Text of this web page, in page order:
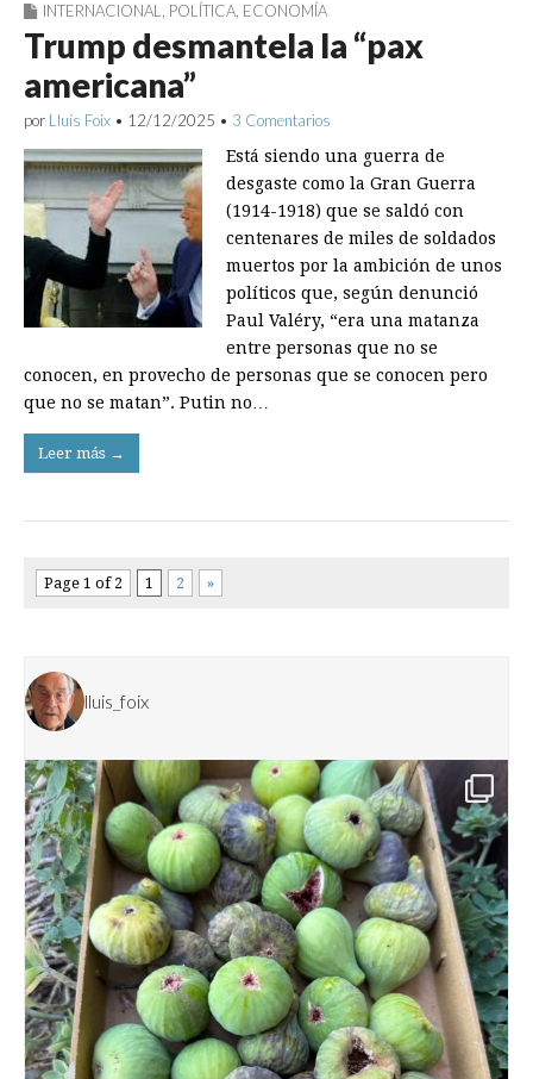
INTERNACIONAL POLÍTICA ECONOMÍA
Trump desmantela la “pax
americana”
por Lluís Foix • 12/12/2025 • 3 Comentarios
Está siendo una guerra de
desgaste como la Gran Guerra
(1914-1918) que se saldó con
centenares de miles de soldados
muertos por la ambición de unos
políticos que, según denunció
Paul Valéry, “era una matanza
entre personas que no se
conocen, en provecho de personas que se conocen pero
que no se matan”. Putin no…
Leer más →
Page 1 of 2 1 2 »
lluis_foix